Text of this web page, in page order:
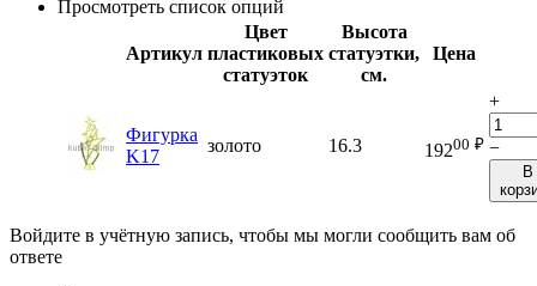
Просмотреть список опций
Артикул
Цвет
пластиковых
статуэток
Высота
статуэтки,
см.
Цена
Фигурка
K17
золото 16.3 19200 ₽
+
−
В
Войдите в учётную запись, чтобы мы могли сообщить вам об
ответе